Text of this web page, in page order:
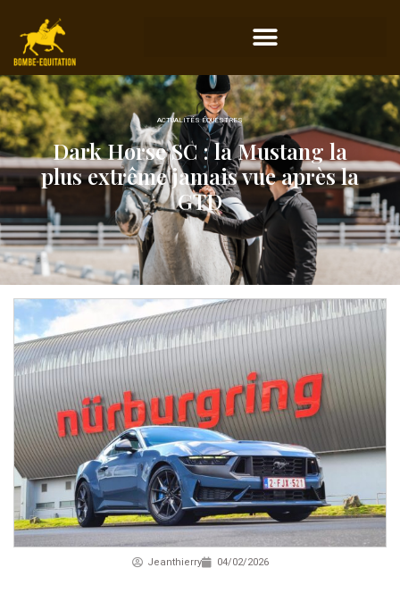
ACTUALITÉS ÉQUESTRES
Dark Horse SC : la Mustang la
plus extrême jamais vue après la
GTD
Jeanthierry 04/02/2026